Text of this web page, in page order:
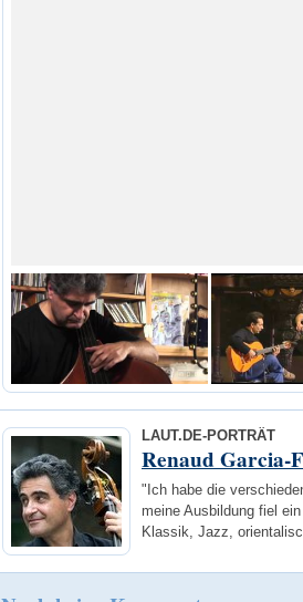
LAUT.DE-PORTRÄT
Renaud Garcia-
"Ich habe die
meine Ausbildung fiel
Klassik, Jazz,